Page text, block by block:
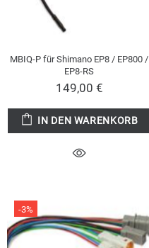
MBIQ-P für Shimano EP8 / EP800 /
EP8-RS
149,00 €
IN DEN WARENKORB
-3%